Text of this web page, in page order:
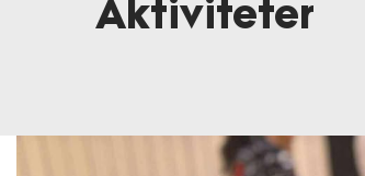
Aktiviteter